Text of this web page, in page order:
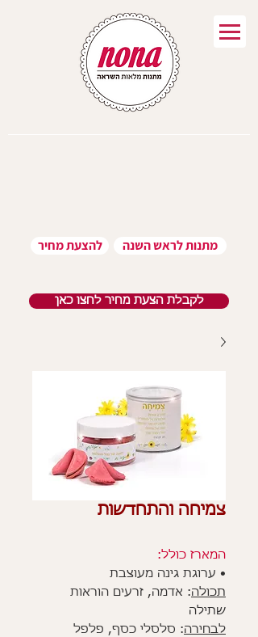
להצעת מחיר מתנות לראש השנה
לקבלת הצעת מחיר לחצו כאן
צמיחה והתחדשות
המארז כולל:
• ערוגת גינה מעוצבת
תכולה: אדמה, זרעים הוראות
שתילה
לבחירה: סלסלי כסף, פלפל